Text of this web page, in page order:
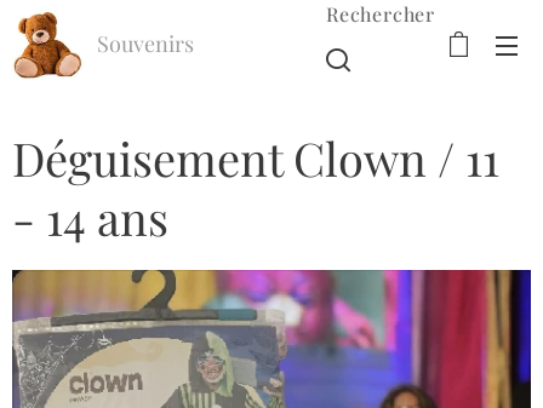
Souvenirs
Rechercher
Déguisement Clown / 11
- 14 ans